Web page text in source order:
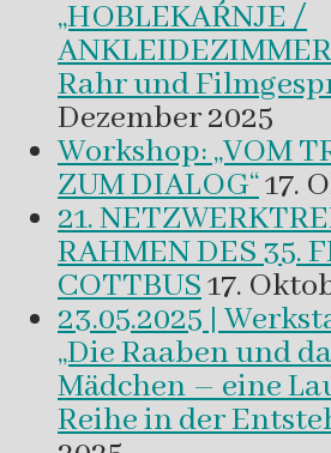
„HOBLEKAŔNJE /
Rahr und
Dezember 2025
Workshop: „VOM
ZUM DIALOG“17.
21.
RAHMEN DES 35.
COTTBUS17.
23.05.2025 |
„Die Raaben und
Mädchen – eine
Reihe in der